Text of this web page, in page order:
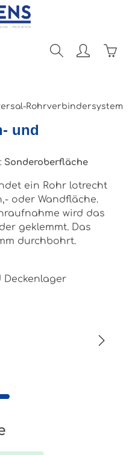
Rohrverbindersystem
und
Sonderoberfläche
ein Rohr lotrecht
oder Wandfläche.
wird das
geklemmt. Das
durchbohrt.